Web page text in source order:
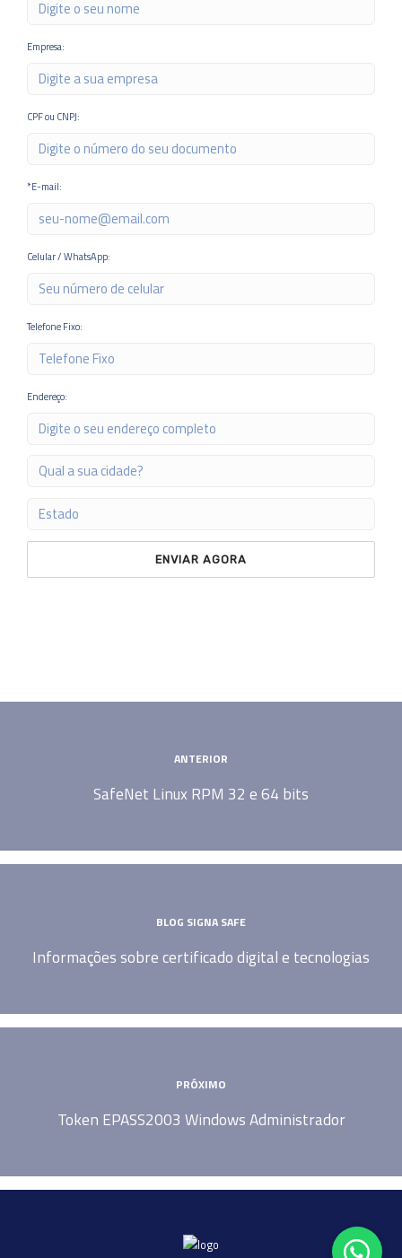
Empresa:
CPF ou CNPJ:
*E-mail:
Celular / WhatsApp:
Telefone Fixo:
Endereço:
ENVIAR AGORA
ANTERIOR
SafeNet Linux RPM 32 e 64 bits
BLOG SIGNA SAFE
Informações sobre certificado digital e tecnologias
PRÓXIMO
Token EPASS2003 Windows Administrador